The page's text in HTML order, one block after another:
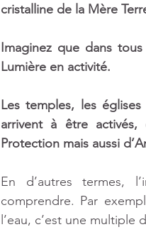
cristalline de la Mère
Imaginez que dans
Lumière en activité.
Les temples, les
arrivent à être activés,
Protection mais aussi
En d’autres termes,
comprendre. Par
l’eau, c’est une multiple